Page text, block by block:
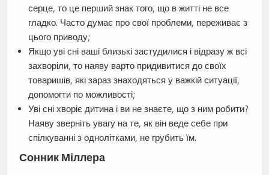
серце, то це перший знак того, що в житті не все
гладко. Часто думає про свої проблеми, переживає з
цього приводу;
Якщо уві сні ваші близькі застудилися і відразу ж всі
захворіли, то наяву варто придивитися до своїх
товаришів, які зараз знаходяться у важкій ситуації,
допомогти по можливості;
Уві сні хворіє дитина і ви не знаєте, що з ним робити?
Наяву зверніть увагу на те, як він веде себе при
спілкуванні з однолітками, не грубить їм.
Сонник Міллера